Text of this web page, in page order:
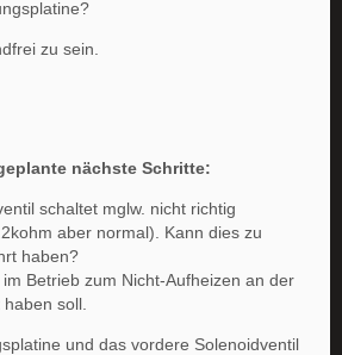
zu sein.
nächste Schritte:
schaltet mglw. nicht richtig
aber normal). Kann dies zu
haben?
Betrieb zum Nicht-Aufheizen an der
soll.
und das vordere Solenoidventil